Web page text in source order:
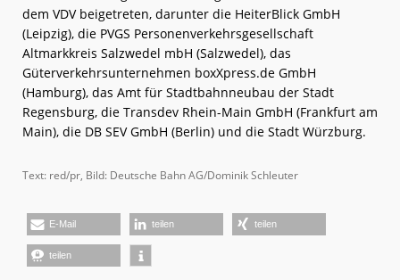
dem VDV beigetreten, darunter die HeiterBlick GmbH
(Leipzig), die PVGS Personenverkehrsgesellschaft
Altmarkkreis Salzwedel mbH (Salzwedel), das
Güterverkehrsunternehmen boxXpress.de GmbH
(Hamburg), das Amt für Stadtbahnneubau der Stadt
Regensburg, die Transdev Rhein-Main GmbH (Frankfurt am
Main), die DB SEV GmbH (Berlin) und die Stadt Würzburg.
Text: red/pr, Bild: Deutsche Bahn AG/Dominik Schleuter
E-Mail teilen teilen
teilen